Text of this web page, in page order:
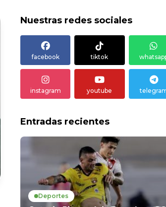
Nuestras redes sociales
facebook tiktok
instagram youtube
Entradas recientes
Deportes